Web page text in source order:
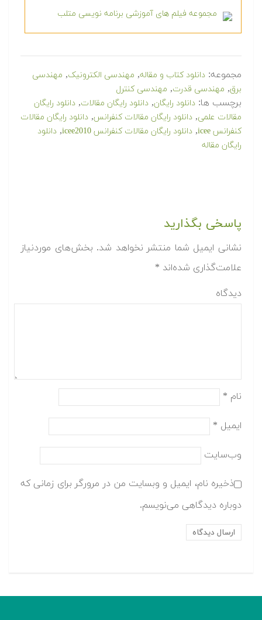
مجموعه فیلم های آموزشی برنامه نویسی متلب
مجموعه: دانلود کتاب و مقاله, مهندسی الکترونیک, مهندسی
برق, مهندسی قدرت, مهندسی کنترل
برچسب ها: دانلود رایگان, دانلود رایگان مقالات, دانلود رایگان
مقالات علمی, دانلود رایگان مقالات كنفرانس, دانلود رایگان مقالات
کنفرانس icee
, دانلود رایگان مقالات کنفرانس icee2010 , دانلود
رایگان مقاله
پاسخی بگذارید
نشانی ایمیل شما منتشر نخواهد شد. بخش‌های موردنیاز
علامت‌گذاری شده‌اند *
دیدگاه
نام *
ایمیل *
وب‌سایت
ذخیره نام، ایمیل و وبسایت من در مرورگر برای زمانی که
دوباره دیدگاهی می‌نویسم.